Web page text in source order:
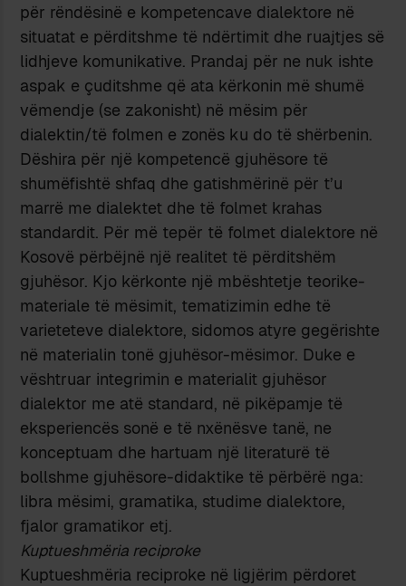
për rëndësinë e kompetencave dialektore në
situatat e përditshme të ndërtimit dhe ruajtjes së
lidhjeve komunikative. Prandaj për ne nuk ishte
aspak e çuditshme që ata kërkonin më shumë
vëmendje (se zakonisht) në mësim për
dialektin/të folmen e zonës ku do të shërbenin.
Dëshira për një kompetencë gjuhësore të
shumëfishtë shfaq dhe gatishmërinë për t’u
marrë me dialektet dhe të folmet krahas
standardit. Për më tepër të folmet dialektore në
Kosovë përbëjnë një realitet të përditshëm
gjuhësor. Kjo kërkonte një mbështetje teorike-
materiale të mësimit, tematizimin edhe të
varieteteve dialektore, sidomos atyre gegërishte
në materialin tonë gjuhësor-mësimor. Duke e
vështruar integrimin e materialit gjuhësor
dialektor me atë standard, në pikëpamje të
eksperiencës sonë e të nxënësve tanë, ne
konceptuam dhe hartuam një literaturë të
bollshme gjuhësore-didaktike të përbërë nga:
libra mësimi, gramatika, studime dialektore,
fjalor gramatikor etj.
Kuptueshmëria reciproke
Kuptueshmëria reciproke në ligjërim përdoret